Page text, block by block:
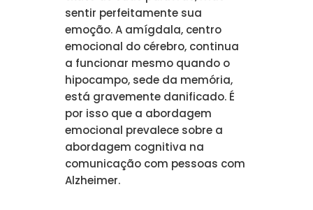
sentir perfeitamente sua
emoção. A amígdala, centro
emocional do cérebro, continua
a funcionar mesmo quando o
hipocampo, sede da memória,
está gravemente danificado. É
por isso que a abordagem
emocional prevalece sobre a
abordagem cognitiva na
comunicação com pessoas com
Alzheimer.